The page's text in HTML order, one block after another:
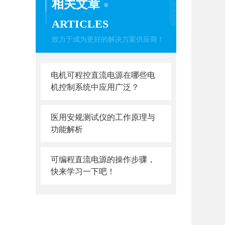
相关文章
ARTICLES
致力于成为更好的解决方案供应商！
电机可程控直流电源在哪些电
机控制系统中应用广泛？
医用安规测试仪的工作原理与
功能解析
可编程直流电源的操作步骤，
快来学习一下吧！